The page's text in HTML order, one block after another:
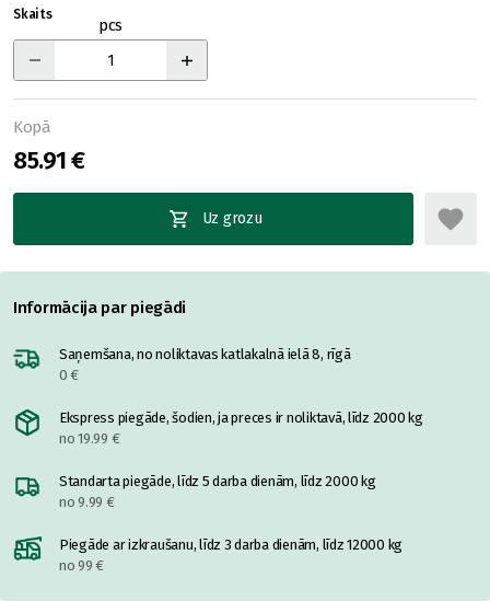
Skaits
pcs
Kopā
85.91 €
Uz grozu
Informācija par piegādi
Saņemšana, no noliktavas katlakalnā ielā 8, rīgā
0 €
Ekspress piegāde, šodien, ja preces ir noliktavā, līdz 2000 kg
no 19.99 €
Standarta piegāde, līdz 5 darba dienām, līdz 2000 kg
no 9.99 €
Piegāde ar izkraušanu, līdz 3 darba dienām, līdz 12000 kg
no 99 €